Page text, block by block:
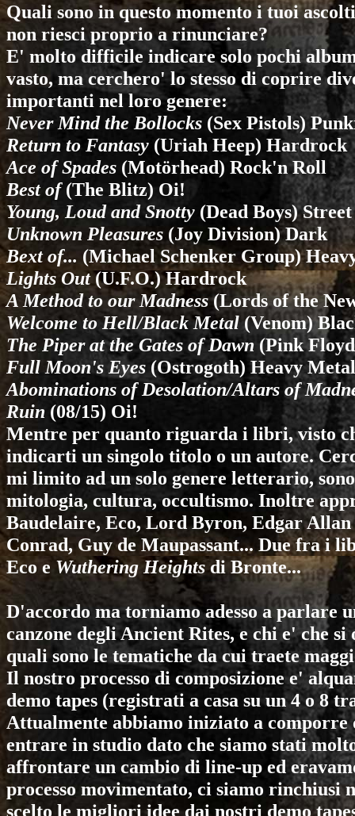
Quali sono in questo momento i tuoi
non riesci proprio a rinunciare?
E' molto difficile indicare solo pochi
vasto, ma cerchero' lo stesso di coprire
importanti nel loro genere:
Never Mind the Bollocks (Sex Pistols)
Return to Fantasy (Uriah Heep) Hardrock
Ace of Spades (Motörhead) Rock'n Roll
Best of(The Blitz) Oi!
Young, Loud and Snotty (Dead Boys)
Unknown Pleasures (Joy Division) Dark
Bext of... (Michael Schenker Group)
Lights Out(U.F.O.) Hardrock
A Method to our Madness(Lords of the
Welcome to Hell/Black Metal(Venom)
The Piper at the Gates of Dawn (Pink Floyd
Full Moon's Eyes (Ostrogoth) Heavy Metal
Abominations of Desolation/Altars of
Ruin (08/15) Oi!
Mentre per quanto riguarda i libri, visto
indicarti un singolo titolo o un autore.
mi limito ad un solo genere letterario,
mitologia, cultura, occultismo. Inoltre
Baudelaire, Eco, Lord Byron, Edgar
Conrad, Guy de Maupassant... Due fra i
Eco eWuthering Heightsdi Bronte...
D'accordo ma torniamo adesso a parlare
canzone degliAncient Rites, e chi e' che
quali sono le tematiche da cui traete
Il nostro processo di composizione e'
demo tapes (registrati a casa su un 4 o 8
Attualmente abbiamo iniziato a
entrare in studio dato che siamo stati
affrontare un cambio di line-up ed
processo movimentato, ci siamo rinchiusi
scelto le migliori idee dai nostri demo